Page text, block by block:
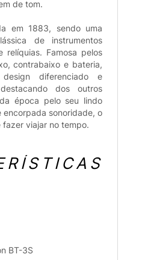
de tom.
em 1883, sendo uma
de instrumentos
relíquias. Famosa pelos
contrabaixo e bateria,
diferenciado e
dos outros
época pelo seu lindo
encorpada sonoridade, o
viajar no tempo.
BT-3S